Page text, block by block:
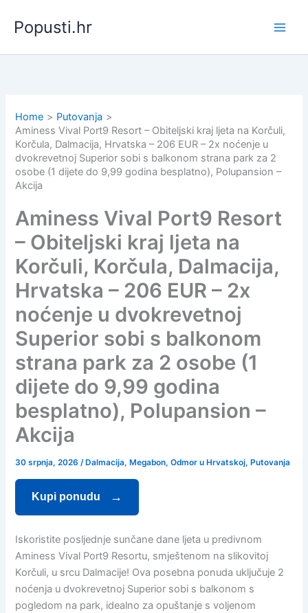
content
Popusti.hr
Home
Putovanja
Aminess Vival Port9 Resort – Obiteljski kraj ljeta na Korčuli,
Korčula, Dalmacija, Hrvatska – 206 EUR – 2x noćenje u
dvokrevetnoj Superior sobi s balkonom strana park za 2
osobe (1 dijete do 9,99 godina besplatno), Polupansion –
Akcija
Aminess Vival Port9 Resort
– Obiteljski kraj ljeta na
Korčuli, Korčula, Dalmacija,
Hrvatska – 206 EUR – 2x
noćenje u dvokrevetnoj
Superior sobi s balkonom
strana park za 2 osobe (1
dijete do 9,99 godina
besplatno), Polupansion –
Akcija
30 srpnja, 2026/ Dalmacija, Megabon,Odmor u Hrvatskoj, Putovanja
Kupi ponudu
Iskoristite posljednje sunčane dane ljeta u predivnom
Aminess Vival Port9 Resortu, smještenom na slikovitoj
Korčuli, u srcu Dalmacije! Ova posebna ponuda uključuje 2
noćenja u dvokrevetnoj Superior sobi s balkonom s
pogledom na park, idealno za opuštanje s voljenom